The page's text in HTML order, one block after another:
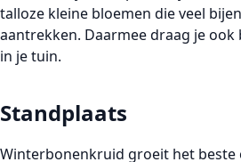
talloze kleine bloemen die veel
aantrekken. Daarmee draag je
in je tuin.
Standplaats
Winterbonenkruid groeit het beste